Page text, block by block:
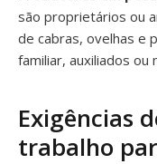
são proprietários ou
de cabras, ovelhas e
familiar, auxiliados
Exigências
trabalho